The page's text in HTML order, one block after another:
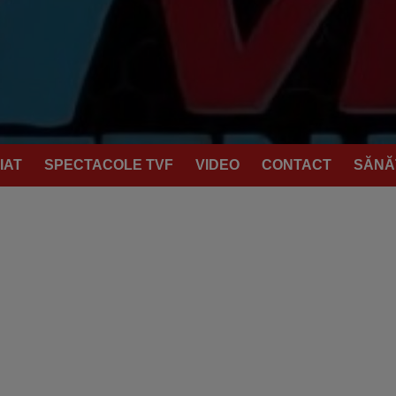
SPECTACOLE TVF VIDEO CONTACT